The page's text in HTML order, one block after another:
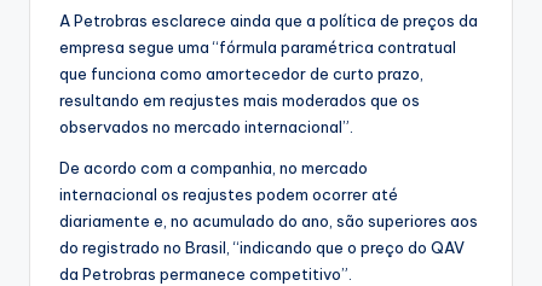
A Petrobras esclarece ainda que a política de preços da
empresa segue uma “fórmula paramétrica contratual
que funciona como amortecedor de curto prazo,
resultando em reajustes mais moderados que os
observados no mercado internacional”.
De acordo com a companhia, no mercado
internacional os reajustes podem ocorrer até
diariamente e, no acumulado do ano, são superiores aos
do registrado no Brasil, “indicando que o preço do QAV
da Petrobras permanece competitivo”.